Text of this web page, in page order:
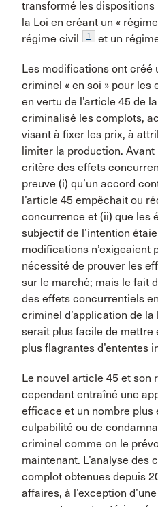
transformé les
la Loi en créant un «
régime civil
1 et un
Les modifications ont créé
criminel « en soi » pour les
en vertu de l’article 45 de
criminalisé les complots,
visant à fixer les prix, à
limiter la production.
critère des effets
preuve (i) qu’un accord
l’article 45 empêchait ou
concurrence et (ii) que les
subjectif de l’intention
modifications n’exigeaient
nécessité de prouver les
sur le marché; mais le fait
des effets concurrentiels
criminel d’application de
serait plus facile de mettre
plus flagrantes d’ententes
Le nouvel article 45 et son
cependant entraîné une
efficace et un nombre plus
culpabilité ou de
criminel comme on le
maintenant. L’analyse des
complot obtenues depuis
affaires, à l’exception